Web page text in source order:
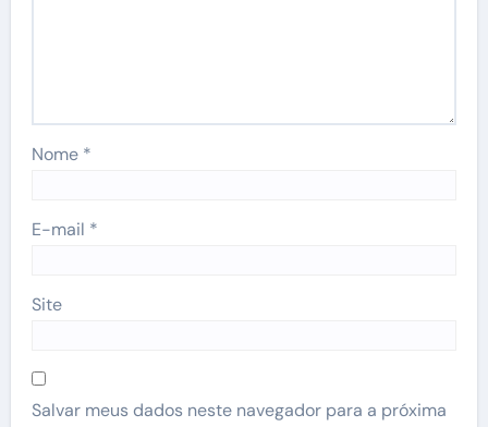
Nome *
E-mail *
Site
Salvar meus dados neste navegador para a próxima